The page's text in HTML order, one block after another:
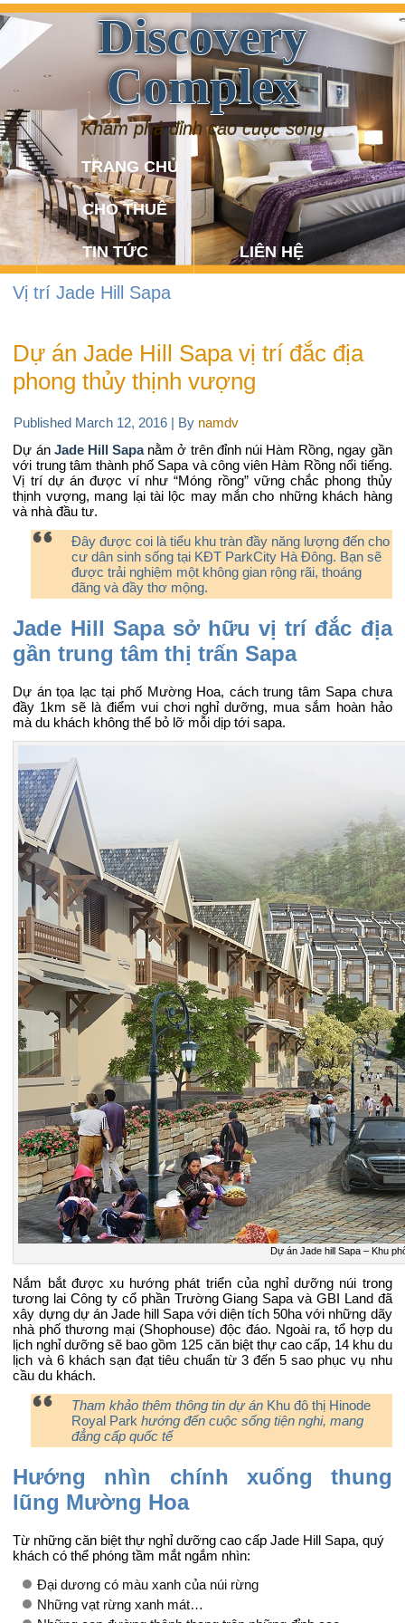
Discovery
Complex
Khám phá đỉnh cao cuộc sống
TRANG CHỦ
CHO THUÊ
TIN TỨC LIÊN HỆ
Vị trí Jade Hill Sapa
Dự án Jade Hill Sapa vị trí đắc địa
phong thủy thịnh vượng
Published March 12, 2016 | By namdv
Dự án Jade Hill Sapanằm ở trên đỉnh núi Hàm Rồng, ngay gần
với trung tâm thành phố Sapa và công viên Hàm Rồng nổi tiếng.
Vị trí dự án được ví như “Móng rồng” vững chắc phong thủy
thịnh vượng, mang lại tài lộc may mắn cho những khách hàng
và nhà đầu tư.
Đây được coi là tiểu khu tràn đầy năng lượng đến cho
cư dân sinh sống tại KĐT ParkCity Hà Đông. Bạn sẽ
được trải nghiệm một không gian rộng rãi, thoáng
đãng và đầy thơ mộng.
Jade Hill Sapa sở hữu vị trí đắc địa
gần trung tâm thị trấn Sapa
Dự án tọa lạc tại phố Mường Hoa, cách trung tâm Sapa chưa
đầy 1km sẽ là điểm vui chơi nghỉ dưỡng, mua sắm hoàn hảo
mà du khách không thể bỏ lỡ mỗi dịp tới sapa.
Dự án Jade hill Sapa – Khu
Nắm bắt được xu hướng phát triển của nghỉ dưỡng núi trong
tương lai Công ty cổ phần Trường Giang Sapa và GBI Land đã
xây dựng dự án Jade hill Sapa với diện tích 50ha với những dãy
nhà phố thương mại (Shophouse) độc đáo. Ngoài ra, tổ hợp du
lịch nghỉ dưỡng sẽ bao gồm 125 căn biệt thự cao cấp, 14 khu du
lịch và 6 khách sạn đạt tiêu chuẩn từ 3 đến 5 sao phục vụ nhu
cầu du khách.
Tham khảo thêm thông tin dự án Khu đô thị Hinode
Royal Park hướng đến cuộc sống tiện nghi, mang
đẳng cấp quốc tế
Hướng nhìn chính xuống thung
lũng Mường Hoa
Từ những căn biệt thự nghỉ dưỡng cao cấp Jade Hill Sapa, quý
khách có thể phóng tầm mắt ngắm nhìn:
Đại dương có màu xanh của núi rừng
Những vạt rừng xanh mát…